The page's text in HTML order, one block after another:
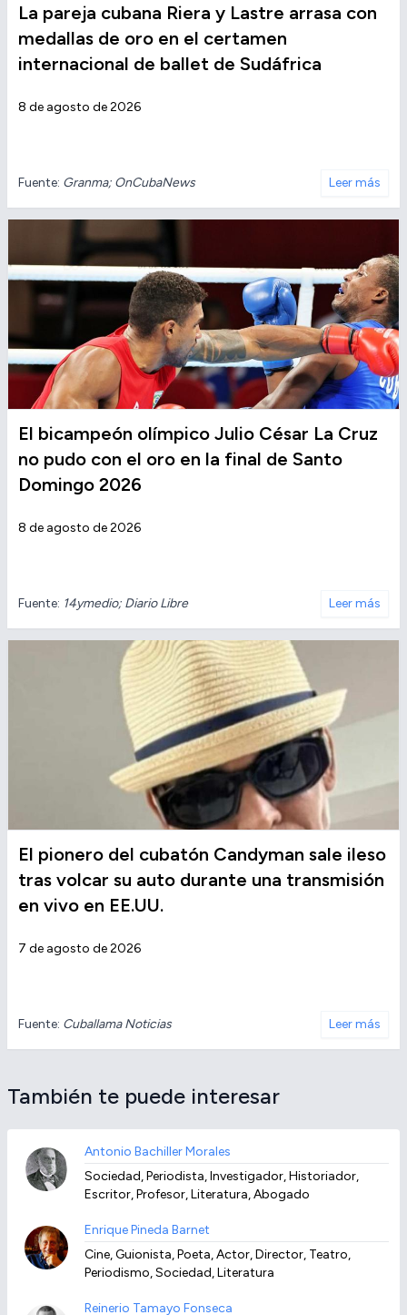
La pareja cubana Riera y Lastre arrasa con
medallas de oro en el certamen
internacional de ballet de Sudáfrica
8 de agosto de 2026
Fuente: Granma; OnCubaNews Leer más
El bicampeón olímpico Julio César La Cruz
no pudo con el oro en la final de Santo
Domingo 2026
8 de agosto de 2026
Fuente: 14ymedio; Diario Libre Leer más
El pionero del cubatón Candyman sale ileso
tras volcar su auto durante una transmisión
en vivo en EE.UU.
7 de agosto de 2026
Fuente: Cuballama Noticias Leer más
También te puede interesar
Antonio Bachiller Morales
Sociedad, Periodista, Investigador, Historiador,
Escritor, Profesor, Literatura, Abogado
Enrique Pineda Barnet
Cine, Guionista, Poeta, Actor, Director, Teatro,
Periodismo, Sociedad, Literatura
Reinerio Tamayo Fonseca